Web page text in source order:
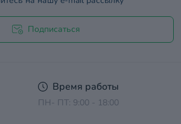
Подписаться
Время работы
ПН- ПТ: 9:00 - 18:00